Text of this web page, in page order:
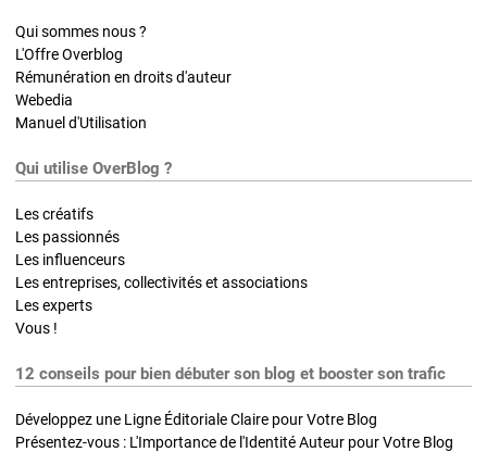
Qui sommes nous ?
L'Offre Overblog
Rémunération en droits d'auteur
Webedia
Manuel d'Utilisation
Qui utilise OverBlog ?
Les créatifs
Les passionnés
Les influenceurs
Les entreprises, collectivités et associations
Les experts
Vous !
12 conseils pour bien débuter son blog et booster son trafic
Développez une Ligne Éditoriale Claire pour Votre Blog
Présentez-vous : L'Importance de l'Identité Auteur pour Votre Blog